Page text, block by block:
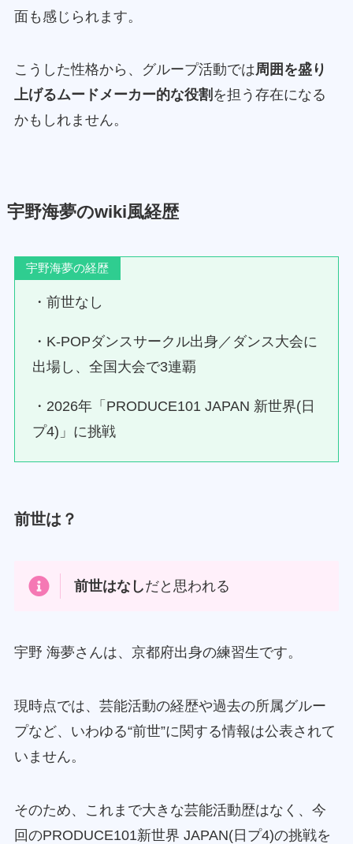
面も感じられます。
こうした性格から、グループ活動では周囲を盛り
上げるムードメーカー的な役割 を担う存在になる
かもしれません。
宇野海夢のwiki風経歴
宇野海夢の経歴
・前世なし
・K-POPダンスサークル出身／ダンス大会に
出場し、全国大会で3連覇
・2026年「PRODUCE101 JAPAN 新世界(日
プ4)」に挑戦
前世は？
前世はなしだと思われる
宇野 海夢さんは、京都府出身の練習生です。
現時点では、芸能活動の経歴や過去の所属グルー
プなど、いわゆる“前世”に関する情報は公表されて
いません。
そのため、これまで大きな芸能活動歴はなく、今
回のPRODUCE101新世界 JAPAN(日プ4)の挑戦を